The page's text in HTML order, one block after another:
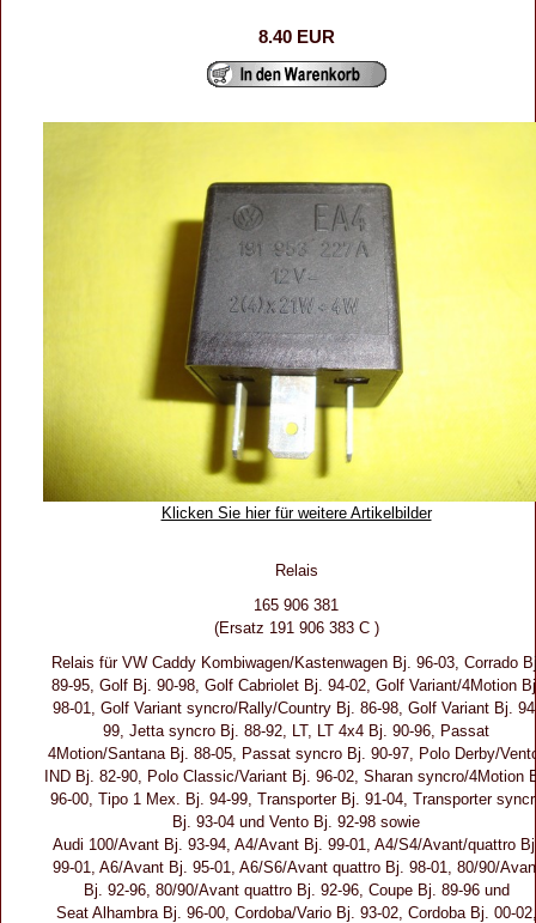
8.40 EUR
Klicken Sie hier für weitere Artikelbilder
Relais
165 906 381
(Ersatz 191 906 383 C )
Relais für VW Caddy Kombiwagen/Kastenwagen Bj. 96-03, Corrado
89-95, Golf Bj. 90-98, Golf Cabriolet Bj. 94-02, Golf Variant/4Motion
98-01, Golf Variant syncro/Rally/Country Bj. 86-98, Golf Variant Bj.
99, Jetta syncro Bj. 88-92, LT, LT 4x4 Bj. 90-96, Passat
4Motion/Santana Bj. 88-05, Passat syncro Bj. 90-97, Polo Derby/
IND Bj. 82-90, Polo Classic/Variant Bj. 96-02, Sharan syncro/4Motion
96-00, Tipo 1 Mex. Bj. 94-99, Transporter Bj. 91-04, Transporter
Bj. 93-04 und Vento Bj. 92-98 sowie
Audi 100/Avant Bj. 93-94, A4/Avant Bj. 99-01, A4/S4/Avant/quattro
99-01, A6/Avant Bj. 95-01, A6/S6/Avant quattro Bj. 98-01, 80/90/
Bj. 92-96, 80/90/Avant quattro Bj. 92-96, Coupe Bj. 89-96 und
Seat Alhambra Bj. 96-00, Cordoba/Vario Bj. 93-02, Cordoba Bj. 00-02,